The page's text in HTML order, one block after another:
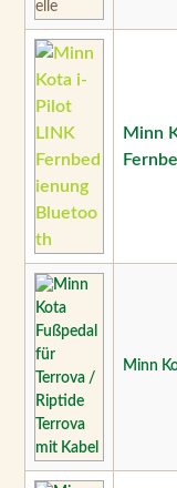
Minn
Minn